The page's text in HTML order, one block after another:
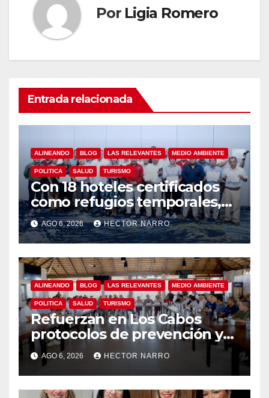
Por Ligia Romero
Entrada relacionada
ALINEANDO BLOG LAS RELEVANTES MEDIO AMBIENTE
POLITICA SALUD TURISMO
Con 18 hoteles certificados
como refugios temporales,
Gobierno de Los Cabos
refuerza la prevención y
garantiza un destino seguro
AGO 6, 2026 HECTOR NARRO
ALINEANDO BLOG LAS RELEVANTES MEDIO AMBIENTE
POLITICA SALUD TURISMO
Refuerzan en Los Cabos
protocolos de prevención y
rescate en playas ante oleaje
y temporada de ciclones
AGO 6, 2026 HECTOR NARRO